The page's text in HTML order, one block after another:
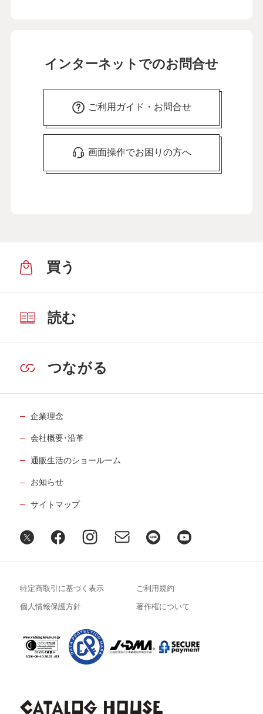
インターネットでのお問合せ
ご利用ガイド・お問合せ
画面操作でお困りの方へ
買う
読む
つながる
企業理念
会社概要･沿革
通販生活のショールーム
お知らせ
サイトマップ
特定商取引に基づく表示 ご利用規約
個人情報保護方針 著作権について